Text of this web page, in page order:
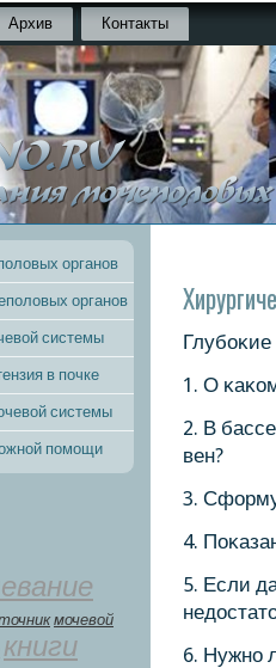
Архив Контакты
органов
органов
системы
в почке
системы
помощи
мочевой
книги
1. О
2. В
вен?
3.
4.
5. Если
6. Нужнο